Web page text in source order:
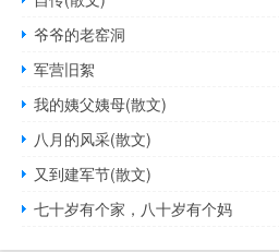
爷爷的老窑洞
军营旧絮
我的姨父姨母(散文)
八月的风采(散文)
又到建军节(散文)
七十岁有个家，八十岁有个妈